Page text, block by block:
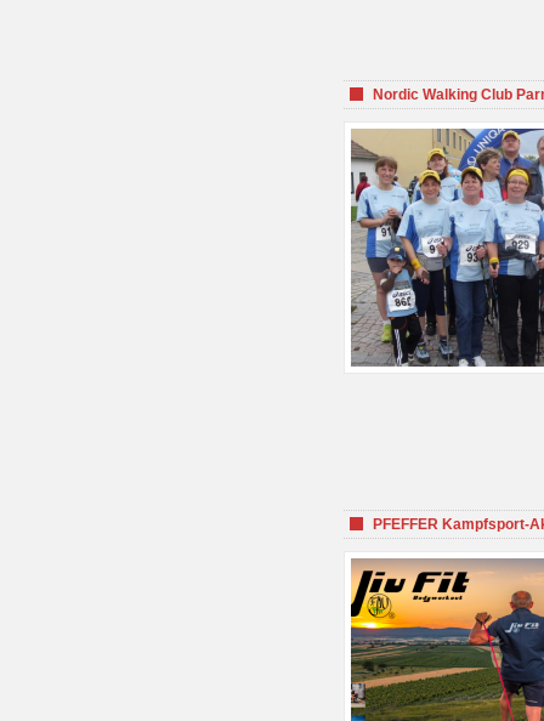
Nordic Walking Club
PFEFFER Kampfsport-